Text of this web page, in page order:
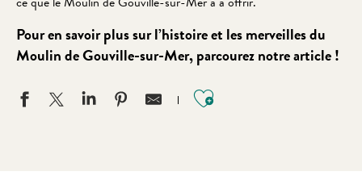
Pour en savoir plus sur l’histoire et les merveilles du
Moulin de Gouville-sur-Mer, parcourez notre article !
Ajouter aux